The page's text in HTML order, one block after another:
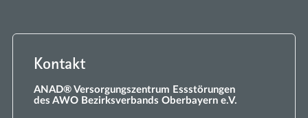
Kontakt
ANAD® Versorgungszentrum Essstörungen
des AWO Bezirksverbands Oberbayern e.V.